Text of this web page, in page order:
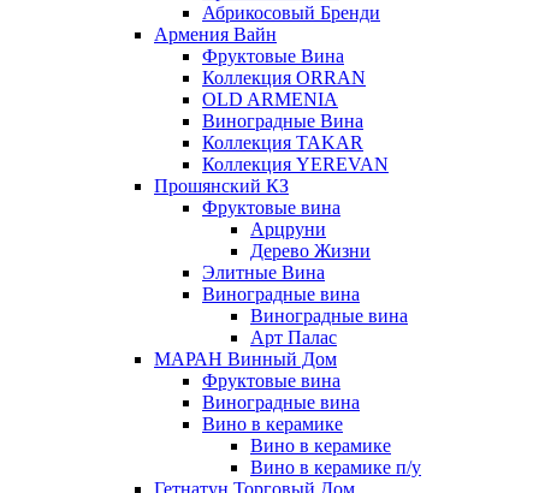
Абрикосовый Бренди
Армения Вайн
Фруктовые Вина
Коллекция ORRAN
OLD ARMENIA
Виноградные Вина
Коллекция TAKAR
Коллекция YEREVAN
Прошянский КЗ
Фруктовые вина
Арцруни
Дерево Жизни
Элитные Вина
Виноградные вина
Виноградные вина
Арт Палас
МАРАН Винный Дом
Фруктовые вина
Виноградные вина
Вино в керамике
Вино в керамике
Вино в керамике п/у
Гетнатун Торговый Дом